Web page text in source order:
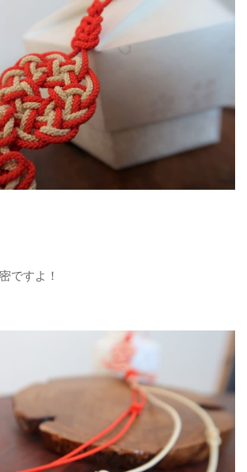
ですよ！